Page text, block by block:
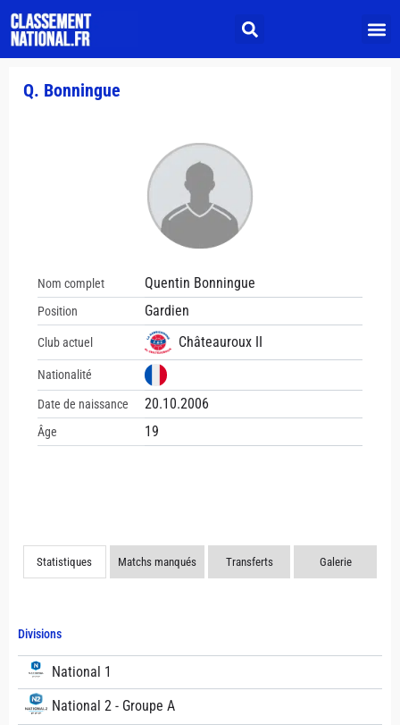
Divisions
National 1
National 2 - Groupe A
Q. Bonningue
Nom complet Quentin Bonningue
Position Gardien
Club actuel Châteauroux II
Nationalité
Date de naissance 20.10.2006
Âge 19
Statistiques Matchs manqués Transferts Galerie